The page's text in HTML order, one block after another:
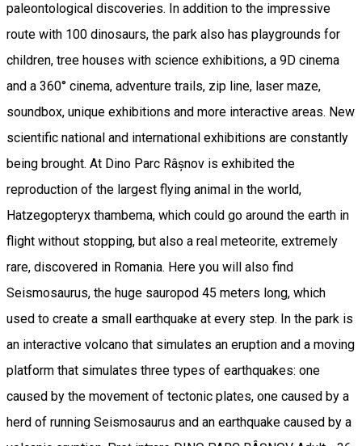
paleontological discoveries. In addition to the impressive
route with 100 dinosaurs, the park also has playgrounds for
children, tree houses with science exhibitions, a 9D cinema
and a 360° cinema, adventure trails, zip line, laser maze,
soundbox, unique exhibitions and more interactive areas. New
scientific national and international exhibitions are constantly
being brought. At Dino Parc Râșnov is exhibited the
reproduction of the largest flying animal in the world,
Hatzegopteryx thambema, which could go around the earth in
flight without stopping, but also a real meteorite, extremely
rare, discovered in Romania. Here you will also find
Seismosaurus, the huge sauropod 45 meters long, which
used to create a small earthquake at every step. In the park is
an interactive volcano that simulates an eruption and a moving
platform that simulates three types of earthquakes: one
caused by the movement of tectonic plates, one caused by a
herd of running Seismosaurus and an earthquake caused by a